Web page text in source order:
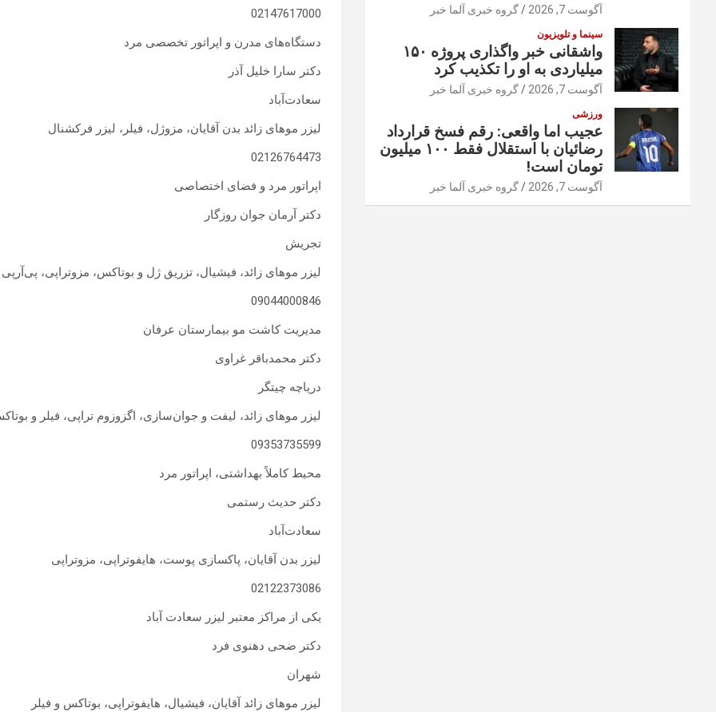
02147617000
دستگاه‌های مدرن و اپراتور تخصصی مرد
دکتر سارا خلیل آذر
سعادت‌آباد
لیزر موهای زائد بدن آقایان، مزوژل، فیلر، لیزر فرکشنال
02126764473
اپراتور مرد و فضای اختصاصی
دکتر آرمان جوان روزگار
تجریش
لیزر موهای زائد، فیشیال، تزریق ژل و بوتاکس، مزوتراپی، پی‌آر‌پی
09044000846
مدیریت کاشت مو بیمارستان عرفان
دکتر محمدباقر غراوی
دریاچه چیتگر
لیزر موهای زائد، لیفت و جوان‌سازی، اگزوزوم تراپی، فیلر و
09353735599
محیط کاملاً بهداشتی، اپراتور مرد
دکتر حدیث رستمی
سعادت‌آباد
لیزر بدن آقایان، پاکسازی پوست، هایفوتراپی، مزوتراپی
02122373086
یکی از مراکز معتبر لیزر سعادت آباد
دکتر ضحی دهنوی فرد
شهران
لیزر موهای زائد آقایان، فیشیال، هایفوتراپی، بوتاکس و فیلر
آگوست 7, 2026 گروه خبری آلما خبر
سینما و تلویزیون
واشقانی خبر واگذاری پروژه ۱۵۰
میلیاردی به او را تکذیب کرد
آگوست 7, 2026 گروه خبری آلما خبر
ورزشی
عجیب اما واقعی: رقم فسخ قرارداد
رضائیان با استقلال فقط ۱۰۰ میلیون
تومان است!
آگوست 7, 2026 گروه خبری آلما خبر